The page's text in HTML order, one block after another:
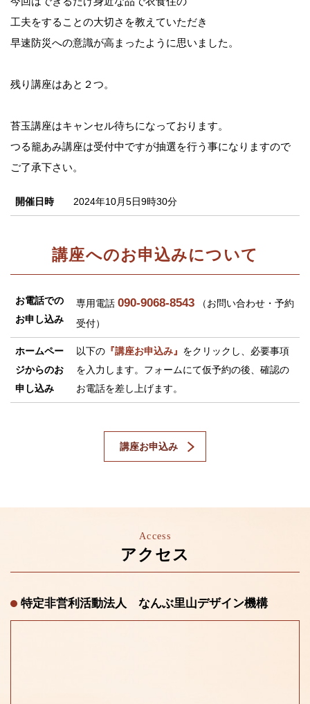
工夫をすることの大切さを教えていただき
早速防災への意識が高まったように思いました。
残り講座はあと２つ。
苔玉講座はキャンセル待ちになっております。
つる籠あみ講座は受付中ですが抽選を行う事になりますので
ご了承下さい。
開催日時 2024年10月5日9時30分
講座へのお申込みについて
お電話での
お申し込み
専用電話 090-9068-8543（お問い合わせ・予約
受付）
ホームペー
ジからのお
申し込み
以下の『講座お申込み』 をクリックし、必要事項
を入力します。フォームにて仮予約の後、確認の
お電話を差し上げます。
講座お申込み
Access
アクセス
特定非営利活動法人 なんぶ里山デザイン機構